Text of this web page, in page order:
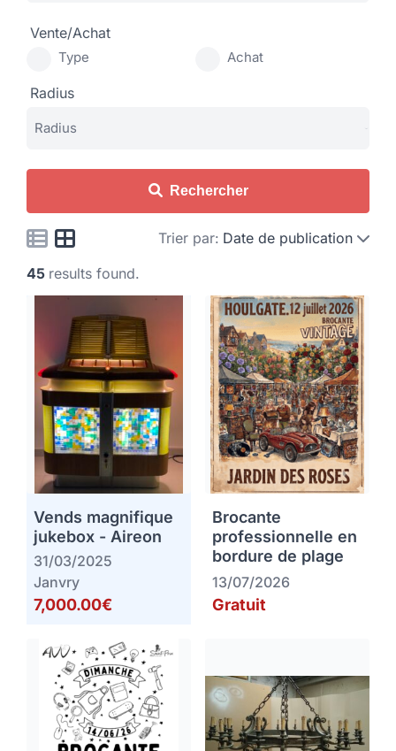
Vente/Achat
Type Achat
Radius
Rechercher
Trier par: Date de publication
45 results found.
Vends magnifique
jukebox - Aireon
31/03/2025
Janvry
7,000.00€
Brocante
professionnelle en
bordure de plage
13/07/2026
Gratuit